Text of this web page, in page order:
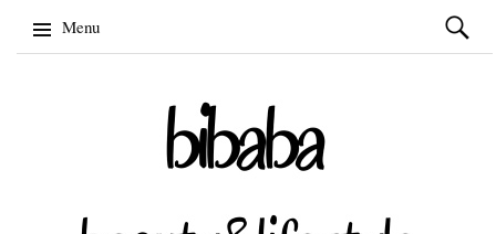
Menu
Szukaj: